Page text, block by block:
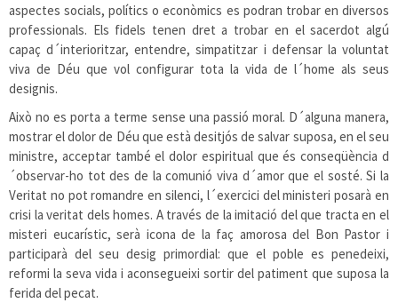
aspectes socials, polítics o econòmics es podran trobar en diversos
professionals. Els fidels tenen dret a trobar en el sacerdot algú
capaç d´interioritzar, entendre, simpatitzar i defensar la voluntat
viva de Déu que vol configurar tota la vida de l´home als seus
designis.
Això no es porta a terme sense una passió moral. D´alguna manera,
mostrar el dolor de Déu que està desitjós de salvar suposa, en el seu
ministre, acceptar també el dolor espiritual que és conseqüència d
´observar-ho tot des de la comunió viva d´amor que el sosté. Si la
Veritat no pot romandre en silenci, l´exercici del ministeri posarà en
crisi la veritat dels homes. A través de la imitació del que tracta en el
misteri eucarístic, serà icona de la faç amorosa del Bon Pastor i
participarà del seu desig primordial: que el poble es penedeixi,
reformi la seva vida i aconsegueixi sortir del patiment que suposa la
ferida del pecat.